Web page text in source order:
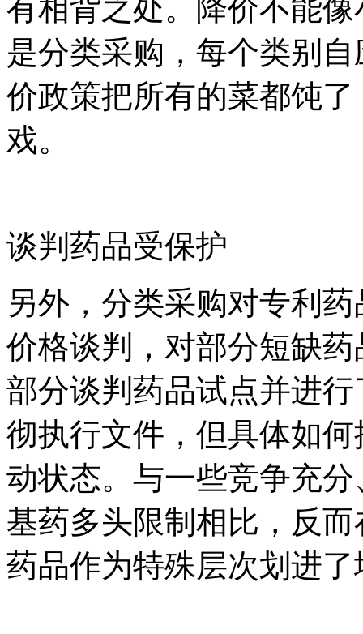
有相背之处。降价不能
是分类采购，每个类别
价政策把所有的菜都饨
戏。
谈判药品受保护
另外，分类采购对专利
价格谈判，对部分短缺
部分谈判药品试点并进
彻执行文件，但具体如
动状态。与一些竞争充
基药多头限制相比，反
药品作为特殊层次划进